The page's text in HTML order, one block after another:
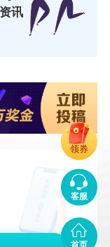
5个工作日。
级职称评审结
推荐情况表
讯
客服
领券